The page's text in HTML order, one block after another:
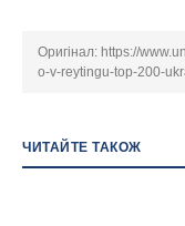
Оригінал: https://
o-v-reytingu-top-200-
ЧИТАЙТЕ ТАКОЖ